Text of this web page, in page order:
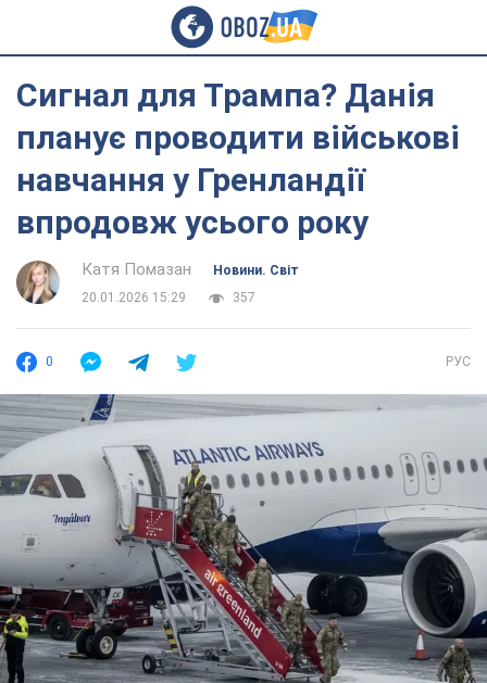
Сигнал для Трампа? Данія
планує проводити військові
навчання у Гренландії
впродовж усього року
Катя Помазан
Новини. Світ
20.01.2026 15:29
357
0 РУС